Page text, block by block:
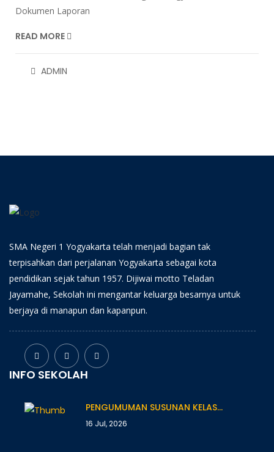
Dokumen Laporan
READ MORE
ADMIN
SMA Negeri 1 Yogyakarta telah menjadi bagian tak
terpisahkan dari perjalanan Yogyakarta sebagai kota
pendidikan sejak tahun 1957. Dijiwai motto Teladan
Jayamahe, Sekolah ini mengantar keluarga besarnya untuk
berjaya di manapun dan kapanpun.
INFO SEKOLAH
PENGUMUMAN SUSUNAN KELAS…
16 Jul, 2026